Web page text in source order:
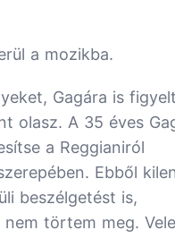
a mozikba.
Gagára is
olasz. A 35 éves
a Reggianiról
Ebből
beszélgetést is,
törtem meg. Vele